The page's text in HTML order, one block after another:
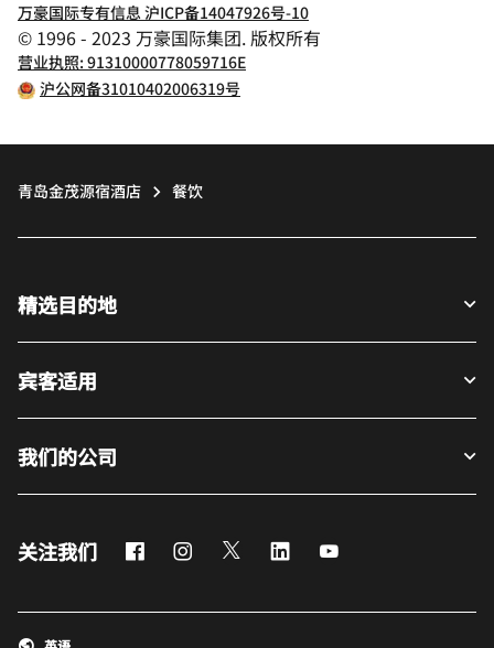
万豪国际专有信息 沪ICP备14047926号-10
© 1996 - 2023 万豪国际集团. 版权所有
营业执照: 91310000778059716E
沪公网备31010402006319号
青岛金茂源宿酒店 餐饮
精选目的地
宾客适用
我们的公司
关注我们 FacebookInstagram
Twitter LinkedIn